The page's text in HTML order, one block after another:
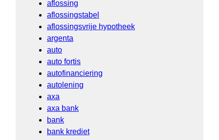
aflossing
aflossingstabel
aflossingsvrije hypotheek
argenta
auto
auto fortis
autofinanciering
autolening
axa
axa bank
bank
bank krediet